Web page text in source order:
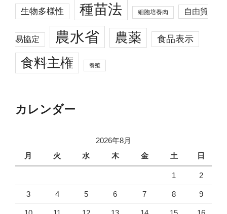
生物多様性 種苗法 細胞培養肉 自由貿
易協定 農水省 農薬 食品表示
食料主権 養殖
カレンダー
2026年8月
月
火 水 木 金 土 日
1 2
3 4 5 6 7 8 9